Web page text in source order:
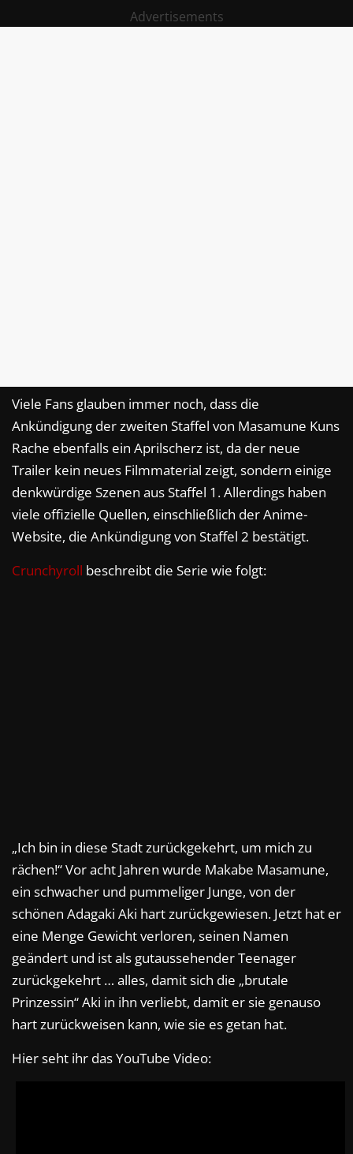
Advertisements
Viele Fans glauben immer noch, dass die
Ankündigung der zweiten Staffel von Masamune Kuns
Rache ebenfalls ein Aprilscherz ist, da der neue
Trailer kein neues Filmmaterial zeigt, sondern einige
denkwürdige Szenen aus Staffel 1. Allerdings haben
viele offizielle Quellen, einschließlich der Anime-
Website, die Ankündigung von Staffel 2 bestätigt.
Crunchyroll beschreibt die Serie wie folgt:
„Ich bin in diese Stadt zurückgekehrt, um mich zu
rächen!“ Vor acht Jahren wurde Makabe Masamune,
ein schwacher und pummeliger Junge, von der
schönen Adagaki Aki hart zurückgewiesen. Jetzt hat er
eine Menge Gewicht verloren, seinen Namen
geändert und ist als gutaussehender Teenager
zurückgekehrt … alles, damit sich die „brutale
Prinzessin“ Aki in ihn verliebt, damit er sie genauso
hart zurückweisen kann, wie sie es getan hat.
Hier seht ihr das YouTube Video: